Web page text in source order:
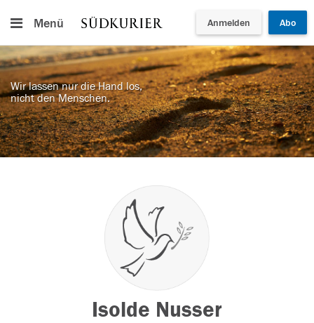
Menü Anmelden Abo
Wir lassen nur die Hand los,
nicht den Menschen.
Isolde Nusser